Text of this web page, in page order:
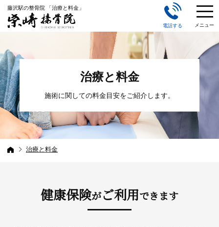
藤沢駅の整骨院 「治療と料金」
電話する メニュー
治療と料金
施術に関しての料金目安をご紹介します。
治療と料金
健康保険がご利用できます